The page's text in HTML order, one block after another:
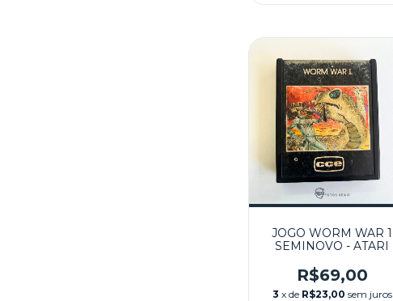
JOGO WORM WAR 1
SEMINOVO - ATARI
R$69,00
3 x de R$23,00 sem juros